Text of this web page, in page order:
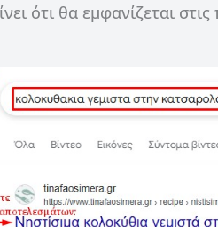
ότι θα εμφανίζεται